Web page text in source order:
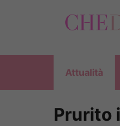
Attualità
Prurito